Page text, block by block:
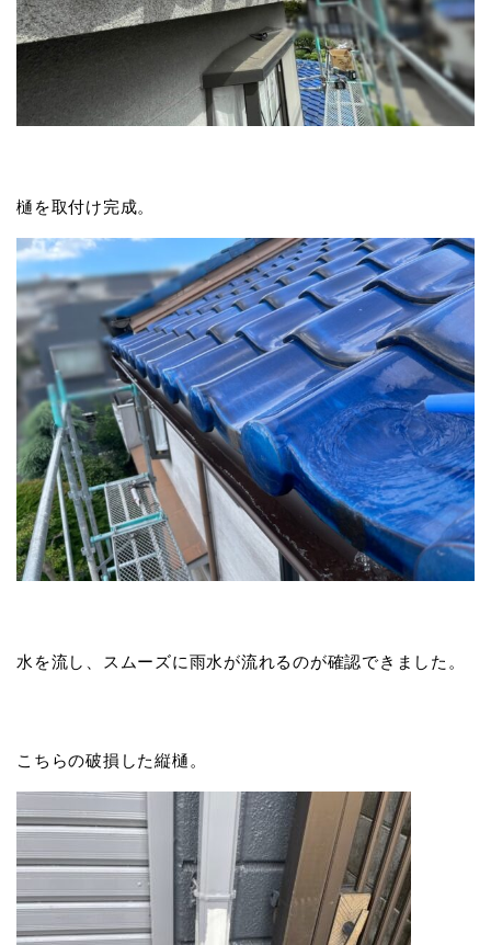
樋を取付け完成。
水を流し、スムーズに雨水が流れるのが確認できました。
こちらの破損した縦樋。